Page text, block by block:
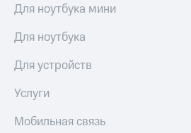
Для ноутбука мини
Для ноутбука
Для устройств
Услуги
Мобильная связь